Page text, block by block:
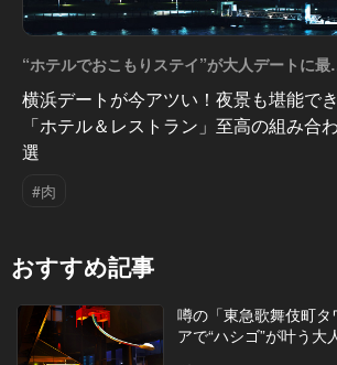
“ホテルでおこもりステイ”が大人デートに最
の選択だ Vol.9
横浜デートが今アツい！夜景も堪能で
「ホテル＆レストラン」至高の組み合
選
#肉
おすすめ記事
噂の「東急歌舞伎町
アで“ハシゴ”が叶う大